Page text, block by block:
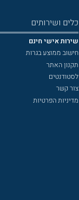
כלים ושירותים
שירות אישי חינם
חישוב ממוצע בגרות
תקנון האתר
לסטודנטים
צור קשר
מדיניות הפרטיות